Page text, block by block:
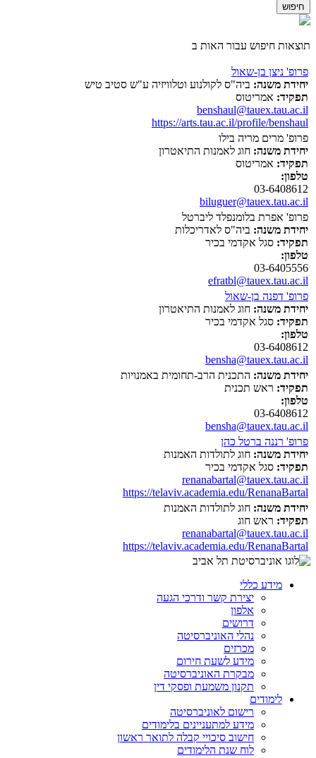
תוצאות חיפוש עבור האות ב
פרופ' ניצן בן-שאול
יחידת משנה: ביה"ס לקולנוע וטלוויזיה ע"ש סטיב טיש
תפקיד: אמריטוס
benshaul@tauex.tau.ac.il
https://arts.tau.ac.il/profile/benshaul
פרופ' מרים מריה בילו
יחידת משנה: חוג לאמנות התיאטרון
תפקיד: אמריטוס
טלפון:
03-6408612
biluguer@tauex.tau.ac.il
פרופ' אפרת בלומנפלד ליברטל
יחידת משנה: ביה"ס לאדריכלות
תפקיד: סגל אקדמי בכיר
טלפון:
03-6405556
efratbl@tauex.tau.ac.il
פרופ' דפנה בן-שאול
יחידת משנה: חוג לאמנות התיאטרון
תפקיד: סגל אקדמי בכיר
טלפון:
03-6408612
bensha@tauex.tau.ac.il
יחידת משנה: התכנית הרב-תחומית באמנויות
תפקיד: ראש תכנית
טלפון:
03-6408612
bensha@tauex.tau.ac.il
פרופ' רננה ברטל כהן
יחידת משנה: חוג לתולדות האמנות
תפקיד: סגל אקדמי בכיר
renanabartal@tauex.tau.ac.il
https://telaviv.academia.edu/RenanaBartal
יחידת משנה: חוג לתולדות האמנות
תפקיד: ראש חוג
renanabartal@tauex.tau.ac.il
https://telaviv.academia.edu/RenanaBartal
מידע כללי
יצירת קשר ודרכי הגעה
אלפון
דרושים
נהלי האוניברסיטה
מכרזים
מידע לשעת חירום
מבקרת האוניברסיטה
תקנון משמעת ופסקי דין
לימודים
רישום לאוניברסיטה
מידע למתעניינים בלימודים
חישוב סיכויי קבלה לתואר ראשון
לוח שנת הלימודים